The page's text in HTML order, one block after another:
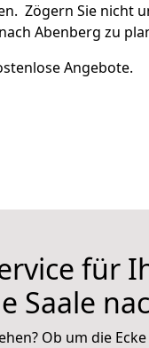
Zögern Sie nicht
Abenberg zu
Angebote.
für
Saale
Ob um die